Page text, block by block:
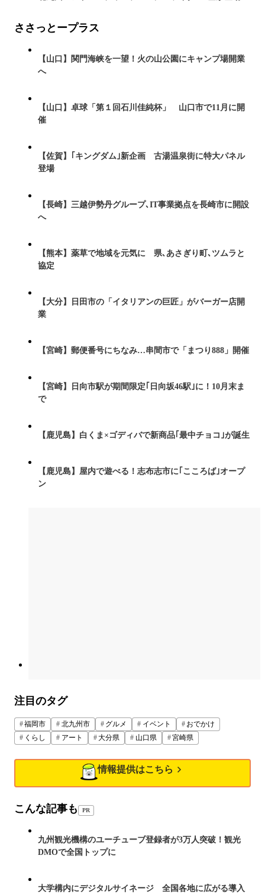
ささっとープラス
【山口】関門海峡を一望！火の山公園にキャンプ場開業
へ
【山口】卓球「第１回石川佳純杯」 山口市で11月に開
催
【佐賀】｢キングダム｣新企画 古湯温泉街に特大パネル
登場
【長崎】三越伊勢丹グループ､IT事業拠点を長崎市に開設
へ
【熊本】薬草で地域を元気に 県､あさぎり町､ツムラと
協定
【大分】日田市の「イタリアンの巨匠」がバーガー店開
業
【宮崎】郵便番号にちなみ…串間市で「まつり888」開催
【宮崎】日向市駅が期間限定｢日向坂46駅｣に！10月末ま
で
【鹿児島】白くま×ゴディバで新商品｢最中チョコ｣が誕生
【鹿児島】屋内で遊べる！志布志市に｢こころば｣オープ
ン
注目のタグ
福岡市 北九州市 グルメ イベント
おでかけ
くらし
アート 大分県 山口県 宮崎県
情報提供はこちら
こんな記事も PR
九州観光機構のユーチューブ登録者が3万人突破！観光
DMOで全国トップに
大学構内にデジタルサイネージ 全国各地に広がる導入